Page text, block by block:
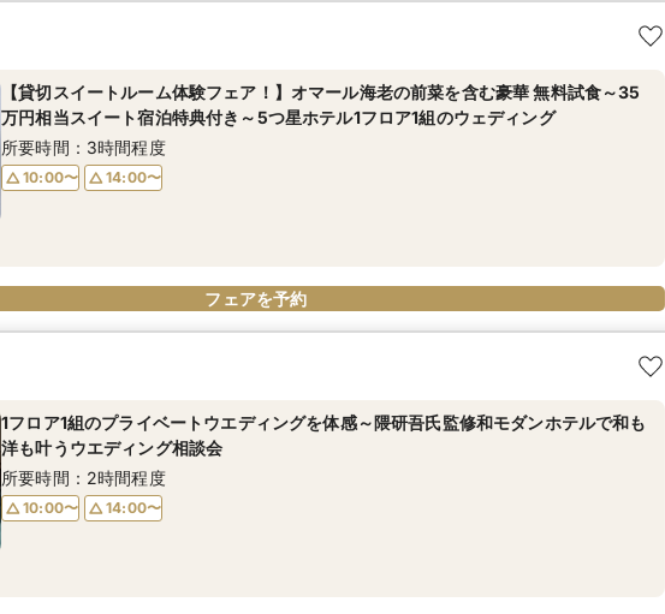
【貸切スイートルーム体験フェア！】オマール海老の前菜を含む豪華 無料試食～35
万円相当スイート宿泊特典付き～5つ星ホテル1フロア1組のウェディング
所要時間：3時間程度
10:00〜 14:00〜
フェアを予約
1フロア1組のプライベートウエディングを体感～隈研吾氏監修和モダンホテルで和も
洋も叶うウエディング相談会
所要時間：2時間程度
10:00〜 14:00〜